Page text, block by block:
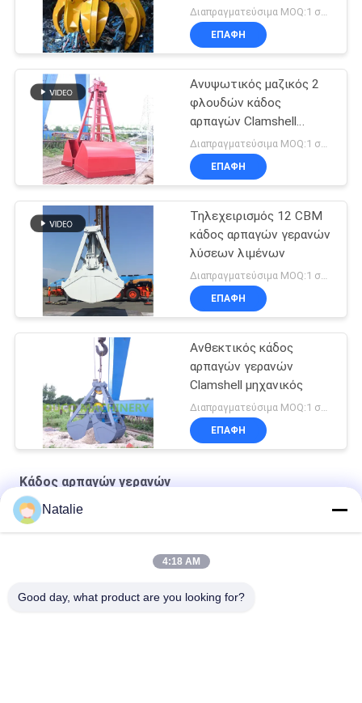
μαζικές βαρέων
καθηκόντων
ηλεκτρουδραυλικές
Διαπραγματεύσιμα MOQ:1 σύνολο
ΕΠΑΦΉ
Ανυψωτικός μαζικός 2
φλουδών κάδος
αρπαγών Clamshell
μηχανικός
Διαπραγματεύσιμα MOQ:1 σύνολο
ΕΠΑΦΉ
Τηλεχειρισμός 12 CBM
κάδος αρπαγών γερανών
λύσεων λιμένων
ΕΠΑΦΉ
Ανθεκτικός κάδος
αρπαγών γερανών
Clamshell μηχανικός
ΕΠΑΦΉ
Κάδος αρπαγών γερανών
8m³ Ασύρματο τηλεχειριστήριο
Natalie
4:18 AM
Good day, what product are you looking for?